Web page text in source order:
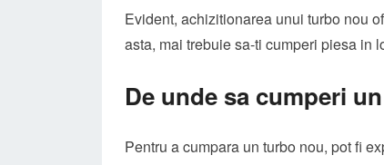
Evident, achizitionarea unui turbo nou
asta, mai trebuie sa-ti cumperi piesa in
De unde sa cumperi
Pentru a cumpara un turbo nou, pot fi